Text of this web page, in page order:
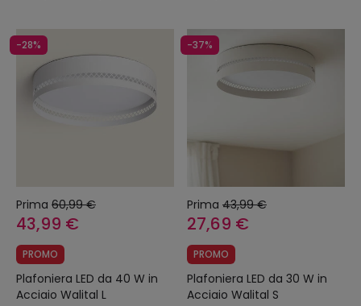
-28%
Prima 60,99 €
43,99 €
PROMO
Plafoniera LED da 40 W in
Acciaio Walital L
-37%
Prima 43,99 €
27,69 €
PROMO
Plafoniera LED da 30 W in
Acciaio Walital S